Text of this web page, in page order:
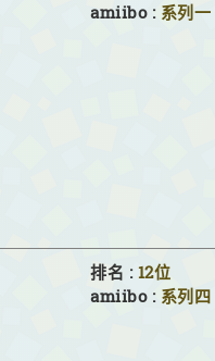
amiibo : 系列一
排名 : 12位
amiibo : 系列四